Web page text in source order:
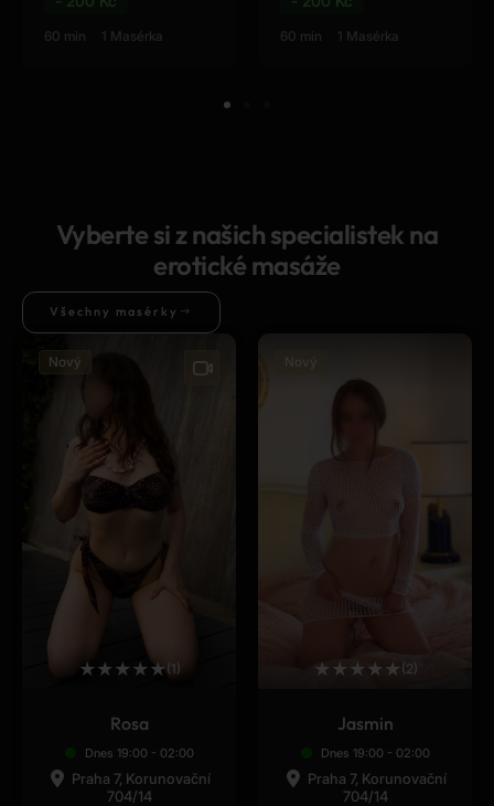
60 min 1 Masérka 60 min 1 Masérka
Vyberte si z našich specialistek na
erotické masáže
Všechny masérky
Nový
★ ★ ★ ★ ★(1)
Rosa
Dnes 19:00 - 02:00
Praha 7, Korunovační
704/14
Nový
★ ★ ★ ★ ★ (2)
Jasmin
Dnes 19:00 - 02:00
Praha 7, Korunovační
704/14